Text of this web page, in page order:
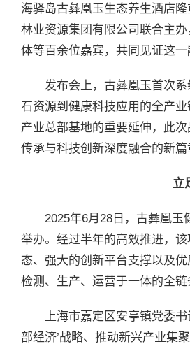
海驿岛古彝凰玉生态养生酒店
林业资源集团有限公司联合主
体等百余位嘉宾，共同见证这
发布会上，古彝凰玉首次
石资源到健康科技应用的全产
产业总部基地的重要延伸，此
传承与科技创新深度融合的新篇
立
2025年6月28日，古彝凰
举办。经过半年的高效推进，
态、强大的创新平台支撑以及
检测、生产、运营于一体的全
上海市嘉定区安亭镇党委
部经济’战略、推动新兴产业集